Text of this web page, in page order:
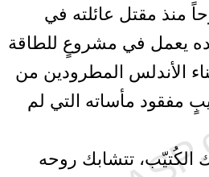
منذ مقتل عائلته في
يعمل في مشروعٍ للطاقة
الأندلس المطرودين من
مفقود مأساته التي لم
الكُتيّب، تتشابك روحه